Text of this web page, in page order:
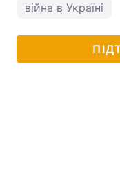
війна в Україні